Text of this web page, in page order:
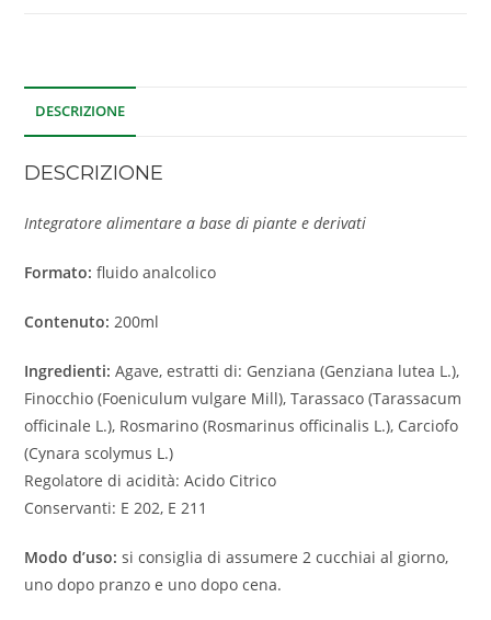
DESCRIZIONE
DESCRIZIONE
Integratore alimentare a base di piante e derivati
Formato: fluido analcolico
Contenuto: 200ml
Ingredienti: Agave, estratti di: Genziana (Genziana lutea L.),
Finocchio (Foeniculum vulgare Mill), Tarassaco (Tarassacum
officinale L.), Rosmarino (Rosmarinus officinalis L.), Carciofo
(Cynara scolymus L.)
Regolatore di acidità: Acido Citrico
Conservanti: E 202, E 211
Modo d’uso: si consiglia di assumere 2 cucchiai al giorno,
uno dopo pranzo e uno dopo cena.